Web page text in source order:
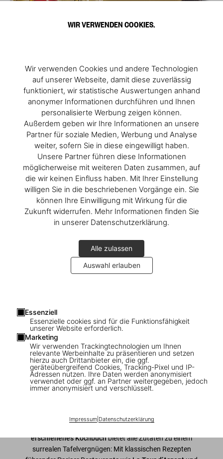
WIR VERWENDEN COOKIES.
Wir verwenden Cookies und andere Technologien
auf unserer Webseite, damit diese zuverlässig
funktioniert, wir statistische Auswertungen anhand
anonymer Informationen durchführen und Ihnen
personalisierte Werbung zeigen können.
Außerdem geben wir Ihre Informationen an unsere
Partner für soziale Medien, Werbung und Analyse
weiter, sofern Sie in diese eingewilligt haben.
Unsere Partner führen diese Informationen
möglicherweise mit weiteren Daten zusammen, auf
die wir keinen Einfluss haben. Mit Ihrer Einstellung
willigen Sie in die beschriebenen Vorgänge ein. Sie
können Ihre Einwilligung mit Wirkung für die
Zukunft widerrufen. Mehr Informationen finden Sie
in unserer Datenschutzerklärung.
Alle zulassen
Auswahl erlauben
Essenziell
Essenzielle cookies sind für die Funktionsfähigkeit
unserer Website erforderlich.
Marketing
Wir verwenden Trackingtechnologien um Ihnen
relevante Werbeinhalte zu präsentieren und setzen
hierzu auch Drittanbieter ein, die ggf.
geräteübergreifend Cookies, Tracking-Pixel und IP-
Adressen nutzen. Ihre Daten werden anonymisiert
verwendet oder ggf. an Partner weitergegeben, jedoch
immer anonymisiert und verschlüsselt.
Impressum| Datenschutzerklärung
Dalí. Les dîners de Gala
US$ 60
In den Warenkorb
erschienenes Kochbuchbietet alle Zutaten zu einem
surrealen Tafelvergnügen: Mit klassischen Rezepten